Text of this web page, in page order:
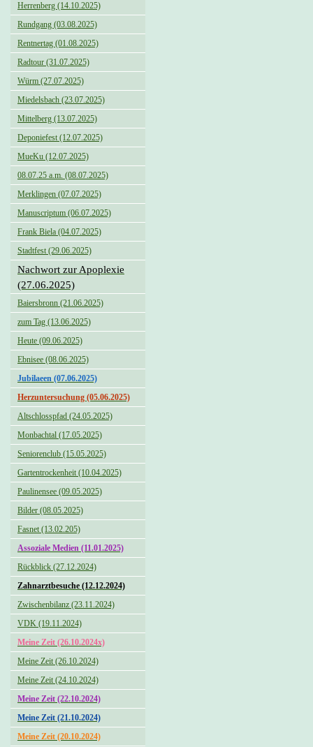
Herrenberg (14.10.2025)
Rundgang (03.08.2025)
Rentnertag (01.08.2025)
Radtour (31.07.2025)
Würm (27.07.2025)
Miedelsbach (23.07.2025)
Mittelberg (13.07.2025)
Deponiefest (12.07.2025)
MueKu (12.07.2025)
08.07.25 a.m. (08.07.2025)
Merklingen (07.07.2025)
Manuscriptum (06.07.2025)
Frank Biela (04.07.2025)
Stadtfest (29.06.2025)
Nachwort zur Apoplexie
(27.06.2025)
Baiersbronn (21.06.2025)
zum Tag (13.06.2025)
Heute (09.06.2025)
Ebnisee (08.06.2025)
Jubilaeen (07.06.2025)
Herzuntersuchung (05.06.2025)
Altschlosspfad (24.05.2025)
Monbachtal (17.05.2025)
Seniorenclub (15.05.2025)
Gartentrockenheit (10.04.2025)
Paulinensee (09.05.2025)
Bilder (08.05.2025)
Fasnet (13.02.205)
Assoziale Medien (11.01.2025)
Rückblick (27.12.2024)
Zahnarztbesuche (12.12.2024)
Zwischenbilanz (23.11.2024)
VDK (19.11.2024)
Meine Zeit (26.10.2024x)
Meine Zeit (26.10.2024)
Meine Zeit (24.10.2024)
Meine Zeit (22.10.2024)
Meine Zeit (21.10.2024)
Meine Zeit (20.10.2024)